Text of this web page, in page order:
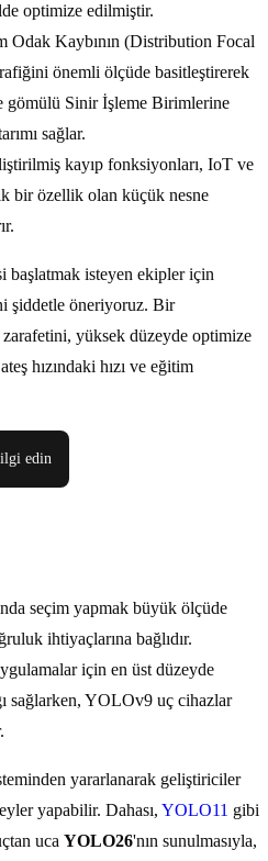
optimize edilmiştir.
Odak Kaybının (Distribution Focal
önemli ölçüde basitleştirerek
gömülü Sinir İşleme Birimlerine
sağlar.
kayıp fonksiyonları, IoT ve
bir özellik olan küçük nesne
başlatmak isteyen ekipler için
şiddetle öneriyoruz. Bir
yüksek düzeyde optimize
hızındaki hızı ve eğitim
edin
seçim yapmak büyük ölçüde
ihtiyaçlarına bağlıdır.
için en üst düzeyde
sağlarken, YOLOv9 uç cihazlar
yararlanarak geliştiriciler
yapabilir. Dahası, YOLO11 gibi
uca YOLO26'nın sunulmasıyla,